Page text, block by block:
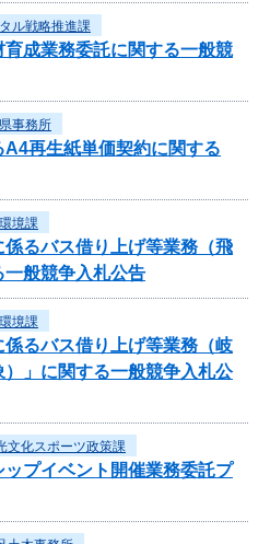
ル戦略推進課
成業務委託に関する一般競
事務所
再生紙単価契約に関する
境課
係るバス借り上げ等業務（飛
般競争入札公告
境課
係るバス借り上げ等業務（岐
」に関する一般競争入札公
文化スポーツ政策課
プイベント開催業務委託プ